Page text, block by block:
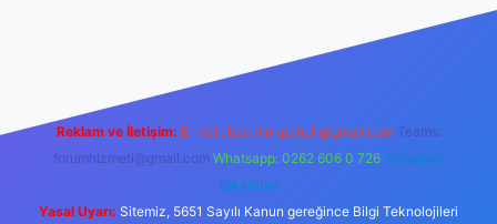
Reklam ve İletişim: E-mail: backlinkpaneli@gmail.com Teams:
forumhizmeti@gmail.com Whatsapp: 0262 606 0 726 Telegram:
@karabul
Yasal Uyarı: Sitemiz, 5651 Sayılı Kanun gereğince Bilgi Teknolojileri